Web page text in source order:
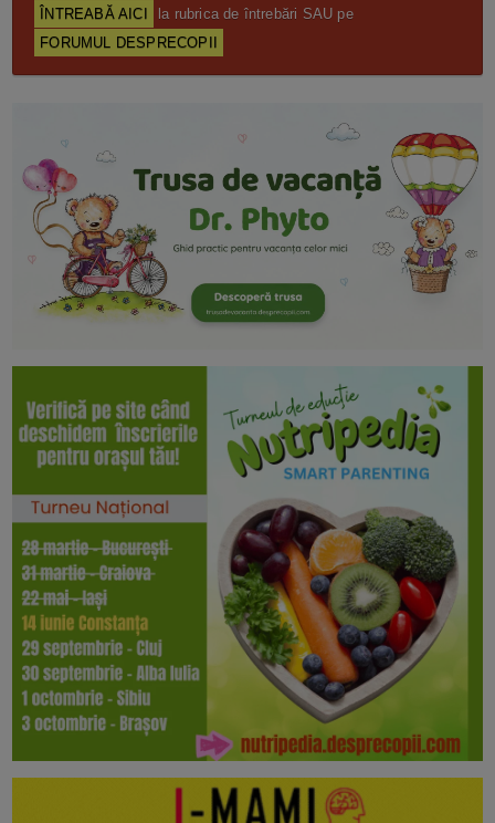
ÎNTREABĂ AICI
la rubrica de întrebări SAU pe
FORUMUL DESPRECOPII